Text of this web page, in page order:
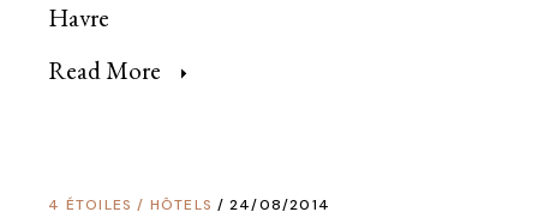
Havre
Read More
4 ÉTOILES / HÔTELS 24/08/2014